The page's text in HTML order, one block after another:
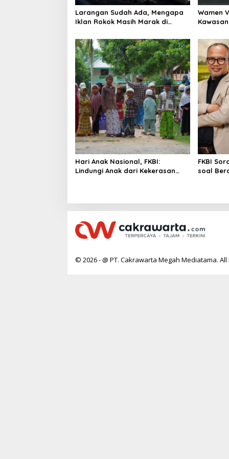
n
Larangan Sudah Ada, Mengapa
Iklan Rokok Masih Marak di
Wamen
Hari Anak Nasional, FKBI:
Lindungi Anak dari Kekerasan
FKBI
soal
© 2026 - @ PT. Cakrawarta Megah Mediatama.